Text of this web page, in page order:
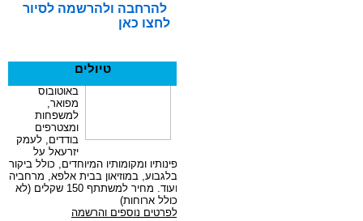
להרחבה ולהרשמה לסיור
לחצו כאן
טיולים